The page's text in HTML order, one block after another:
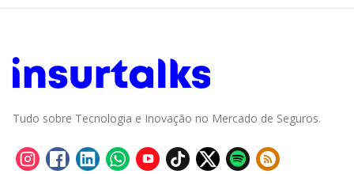
Tudo sobre Tecnologia e Inovação no Mercado de Seguros.